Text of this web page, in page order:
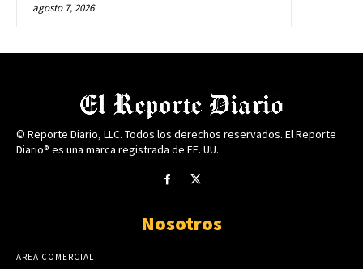
agosto 7, 2026
© Reporte Diario, LLC. Todos los derechos reservados. El Reporte
Diario® es una marca registrada de EE. UU.
Nosotros
AREA COMERCIAL